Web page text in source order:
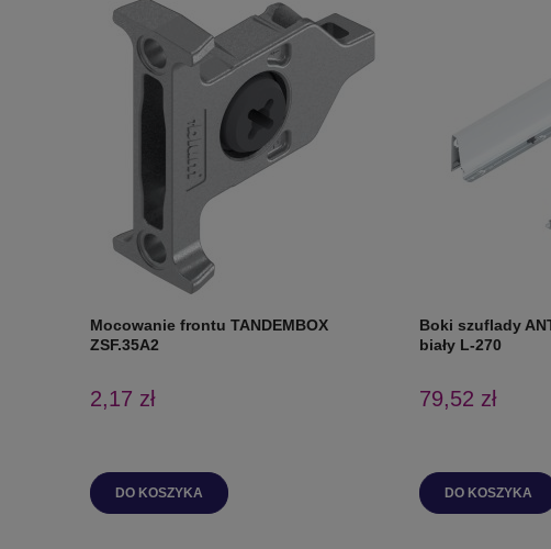
Mocowanie frontu TANDEMBOX
ZSF.35A2
2,17 zł
DO KOSZYKA
Boki szuflady
biały L-270
79,52 zł
DO KOSZYKA